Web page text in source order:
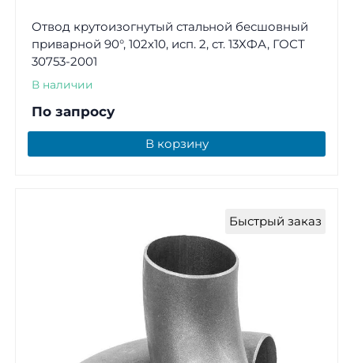
Отвод крутоизогнутый стальной бесшовный
приварной 90°, 102х10, исп. 2, ст. 13ХФА, ГОСТ
30753-2001
В наличии
По запросу
В корзину
Быстрый заказ